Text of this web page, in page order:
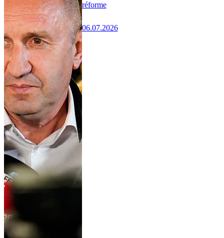
réforme
06.07.2026